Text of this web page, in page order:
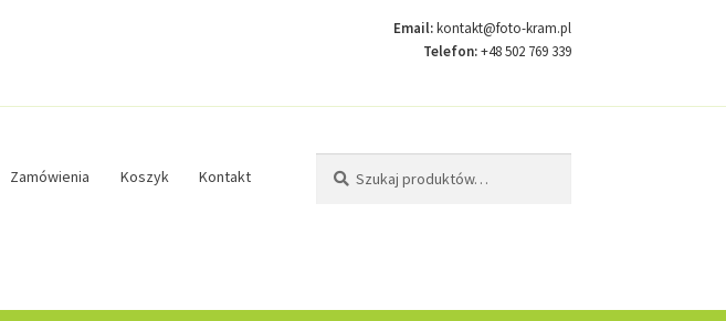
Email:kontakt@foto-kram.pl
Telefon:+48 502 769 339
Zamówienia Koszyk Kontakt